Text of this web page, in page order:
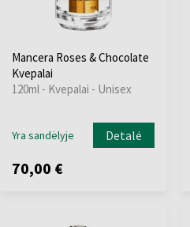
Mancera Roses & Chocolate
Kvepalai
120ml - Kvepalai - Unisex
Yra sandėlyje Detalė
70,00 €